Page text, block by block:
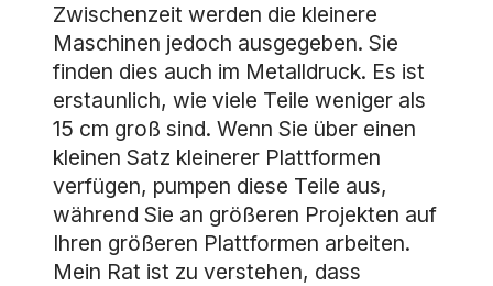
Zwischenzeit werden die kleinere
Maschinen jedoch ausgegeben. Sie
finden dies auch im Metalldruck. Es ist
erstaunlich, wie viele Teile weniger als
15 cm groß sind. Wenn Sie über einen
kleinen Satz kleinerer Plattformen
verfügen, pumpen diese Teile aus,
während Sie an größeren Projekten auf
Ihren größeren Plattformen arbeiten.
Mein Rat ist zu verstehen, dass